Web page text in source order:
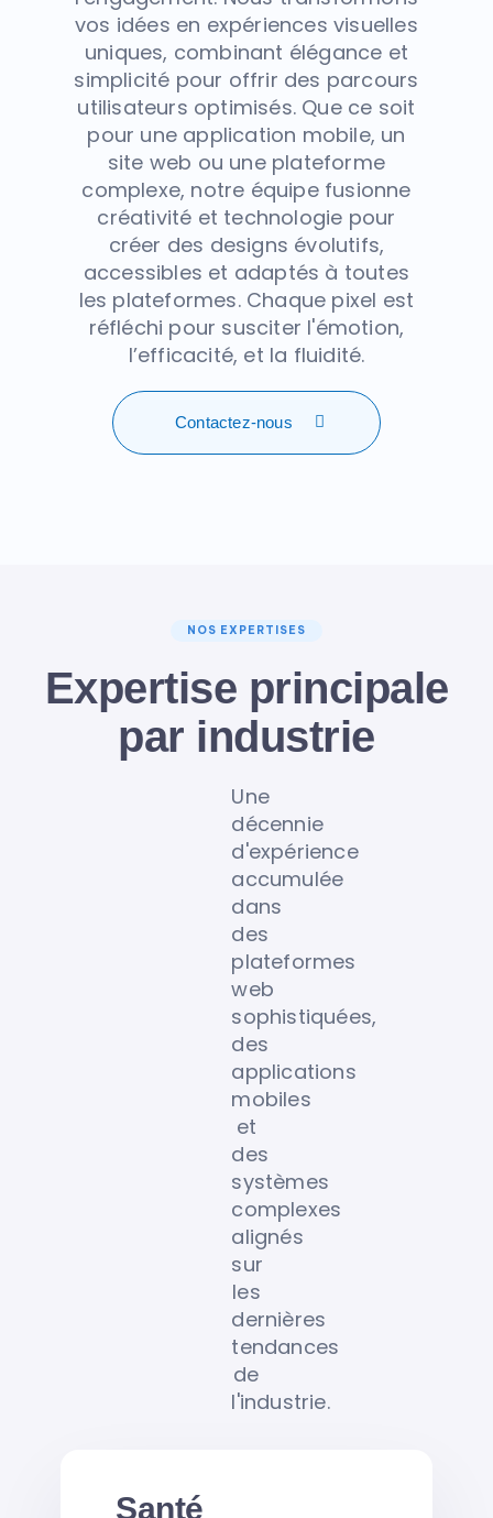
vos idées en expériences visuelles
uniques, combinant élégance et
simplicité pour offrir des parcours
utilisateurs optimisés. Que ce soit
pour une application mobile, un
site web ou une plateforme
complexe, notre équipe fusionne
créativité et technologie pour
créer des designs évolutifs,
accessibles et adaptés à toutes
les plateformes. Chaque pixel est
réfléchi pour susciter l'émotion,
l’efficacité, et la fluidité.
Contactez-nous
NOS EXPERTISES
Expertise principale
par industrie
Une
décennie
d'expérience
accumulée
dans
des
plateformes
web
sophistiquées,
des
applications
mobiles
et
des
systèmes
complexes
alignés
sur
les
dernières
tendances
de
l'industrie.
Santé